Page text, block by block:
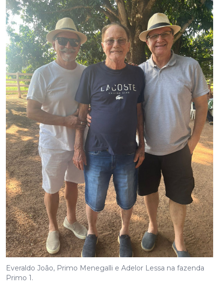
Everaldo João, Primo Menegalli e Adelor Lessa na fazenda
Primo 1.